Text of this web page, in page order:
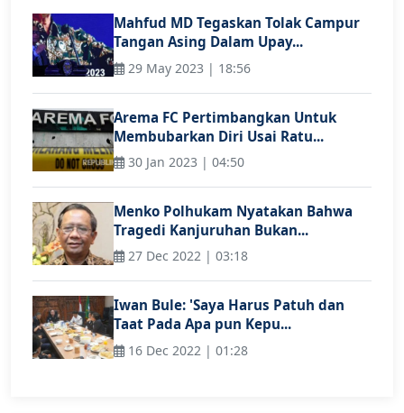
Mahfud MD Tegaskan Tolak Campur
Tangan Asing Dalam Upay...
29 May 2023 | 18:56
Arema FC Pertimbangkan Untuk
Membubarkan Diri Usai Ratu...
30 Jan 2023 | 04:50
Menko Polhukam Nyatakan Bahwa
Tragedi Kanjuruhan Bukan...
27 Dec 2022 | 03:18
Iwan Bule: 'Saya Harus Patuh dan
Taat Pada Apa pun Kepu...
16 Dec 2022 | 01:28